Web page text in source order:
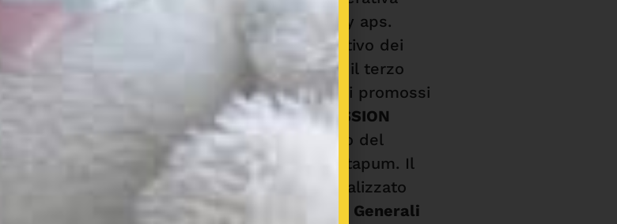
Sociale, Mama Happy aps.
“Uso creativo dei
dispositivi digitali” è il terzo
della serie di incontri promossi
da FONDAZIONE MISSION
BAMBINI nell’ ambito del
progetto Bambini Patapum. Il
ciclo di
è realizzato
grazie al sostegno di Generali